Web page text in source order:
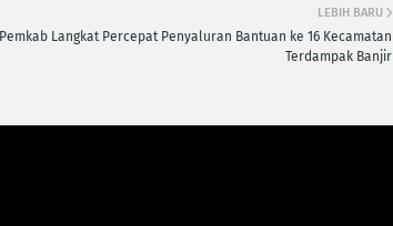
LEBIH BARU
Pemkab Langkat Percepat Penyaluran Bantuan ke 16 Kecamatan
Terdampak Banjir